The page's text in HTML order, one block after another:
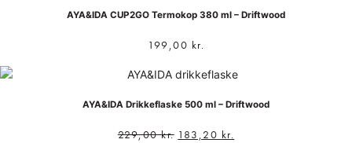
AYA&IDA CUP2GO Termokop 380 ml – Driftwood
199,00 kr.
AYA&IDA Drikkeflaske 500 ml – Driftwood
229,00kr. 183,20 kr.